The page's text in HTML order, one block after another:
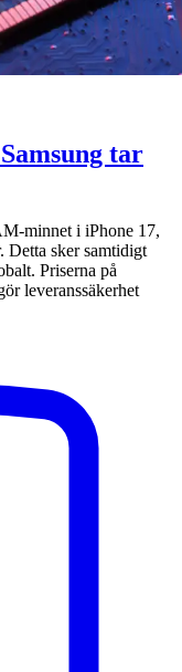
tar
minnet i iPhone 17,
Detta sker samtidigt
Priserna på
leveranssäkerhet